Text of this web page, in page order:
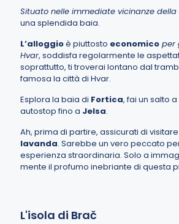
Situato nelle immediate vicinanze
una splendida baia.
L’alloggioè piuttosto economico per
Hvar, soddisfa regolarmente le
soprattutto, ti troverai lontano dal
famosa la città di Hvar.
Esplora la baia di Fortica, fai un salto a
autostop fino a Jelsa.
Ah, prima di partire, assicurati di visitare
lavanda. Sarebbe un vero peccato
esperienza straordinaria. Solo a
mente il profumo inebriante di questa
L'isola di Brač